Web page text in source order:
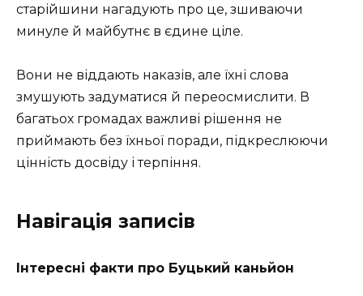
старійшини нагадують про це, зшиваючи
минуле й майбутнє в єдине ціле.
Вони не віддають наказів, але їхні слова
змушують задуматися й переосмислити. В
багатьох громадах важливі рішення не
приймають без їхньої поради, підкреслюючи
цінність досвіду і терпіння.
Навігація записів
Інтересні факти про Буцький каньйон